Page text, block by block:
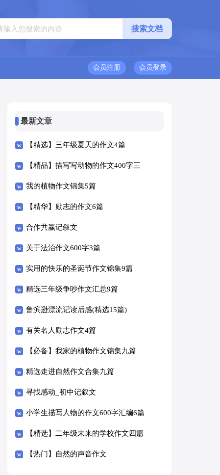
会员登录
会员注册
最新文章
【精选】三年级夏天的作文4篇
【精品】描写写动物的作文400字三
篇
我的植物作文锦集5篇
【精华】励志的作文6篇
合作共赢记叙文
关于法治作文600字3篇
实用的快乐的圣诞节作文锦集9篇
精选三年级争吵作文汇总9篇
鲁滨逊漂流记读后感(精选15篇)
有关名人励志作文4篇
【必备】我家的植物作文锦集九篇
精选走进自然作文合集九篇
寻找感动_初中记叙文
小学生描写人物的作文600字汇编6篇
【精选】二年级未来的学校作文四篇
【热门】自然的声音作文